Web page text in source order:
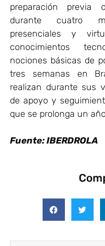
preparación previa
durante cuatro
presenciales y
conocimientos
nociones básicas de
tres semanas en
realizan durante sus
de apoyo y
que se prolonga un
Fuente: IBERDROLA